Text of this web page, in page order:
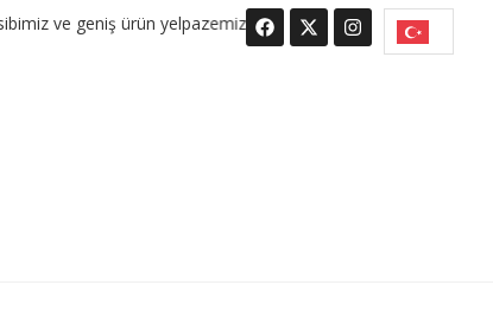
geniş ürün yelpazemizle hizmetinizdeyiz.
F
a
c
X
-
t
I
n
s